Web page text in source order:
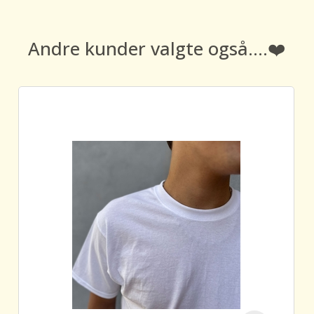
Andre kunder valgte også....❤️